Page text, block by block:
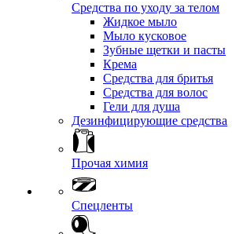
Средства по уходу за телом
Жидкое мыло
Мыло кусковое
Зубные щетки и пасты
Крема
Средства для бритья
Средства для волос
Гели для душа
Дезинфицирующие средства
Прочая химия
Спецленты